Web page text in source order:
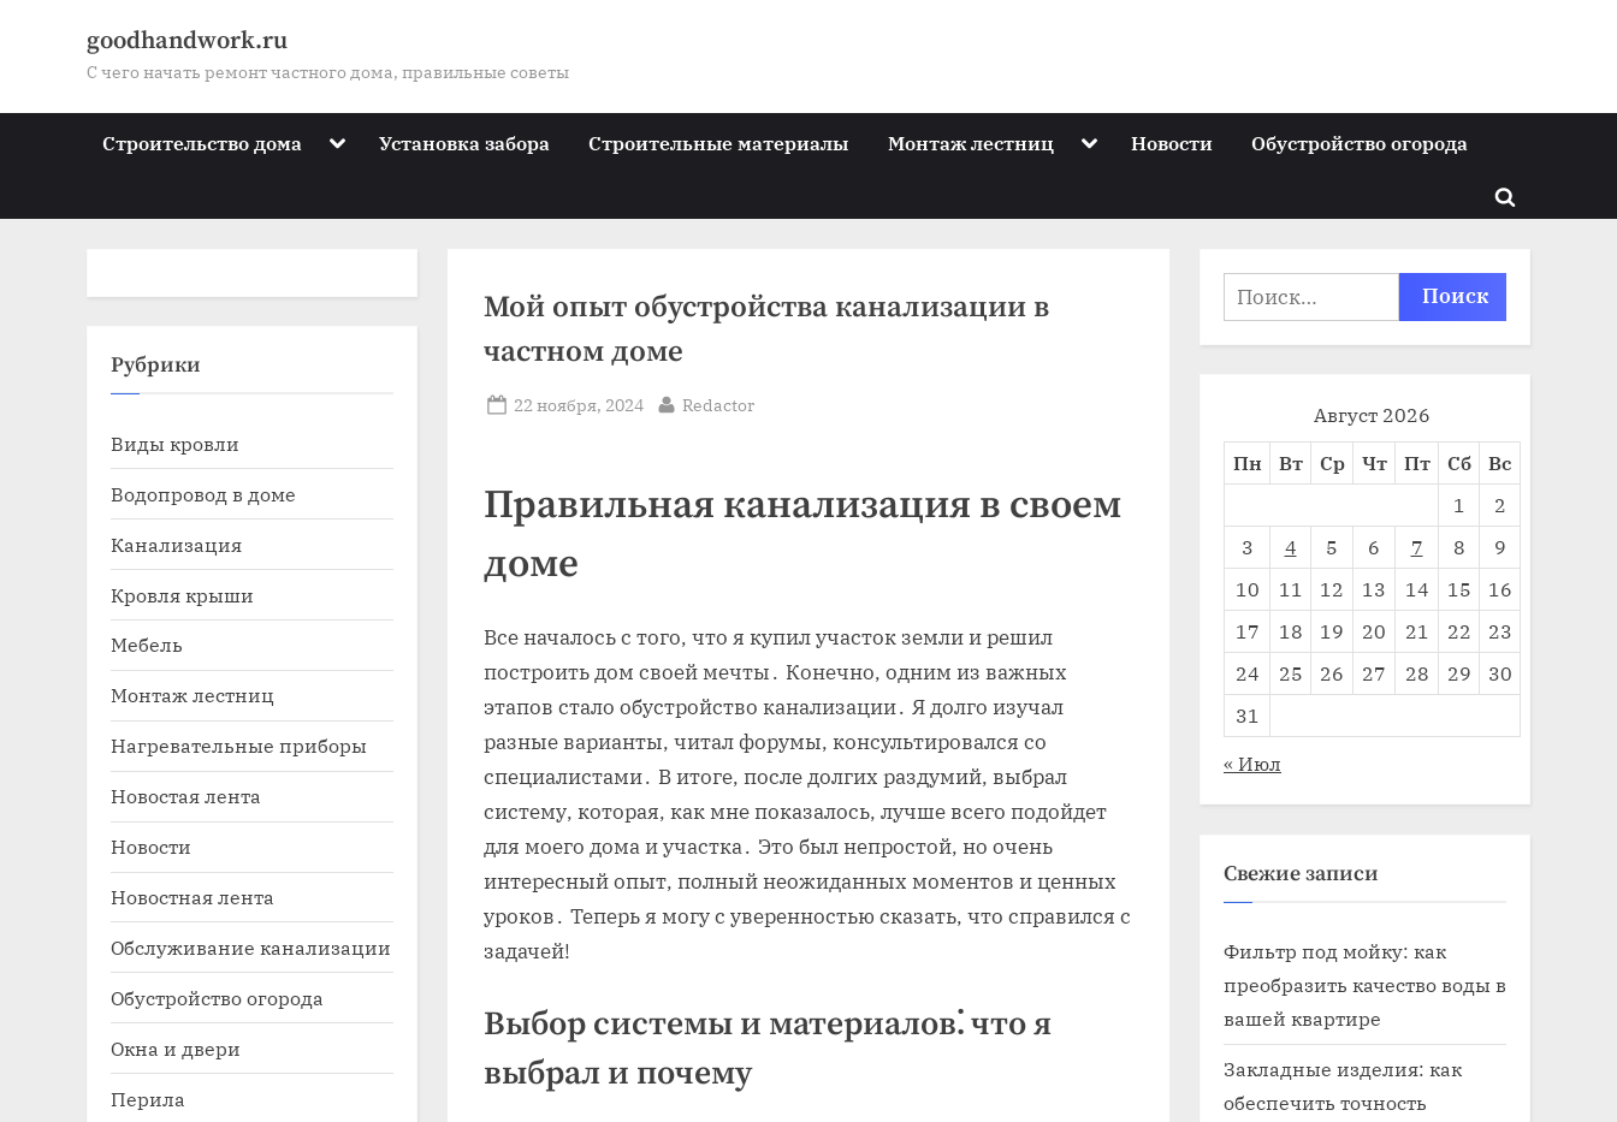
goodhandwork.ru
С чего начать ремонт частного дома, правильные советы
Строительство дома Toggle
menu
sub-
Установка забора Строительные материалы Монтаж лестниц ToggleНовости Обустройство огорода
Toggle
form
Мой опыт обустройства канализации в
частном доме
Posted
22 ноября, 2024 By
Redactor
Правильная канализация в своем
доме
Все началось с того‚ что я купил участок земли и решил
построить дом своей мечты․ Конечно‚ одним из важных
этапов стало обустройство канализации․ Я долго изучал
разные варианты‚ читал форумы‚ консультировался со
специалистами․ В итоге‚ после долгих раздумий‚ выбрал
систему‚ которая‚ как мне показалось‚ лучше всего подойдет
для моего дома и участка․ Это был непростой‚ но очень
интересный опыт‚ полный неожиданных моментов и ценных
уроков․ Теперь я могу с уверенностью сказать‚ что справился с
задачей!
Выбор системы и материалов⁚ что я
выбрал и почему
Рубрики
Виды кровли
Водопровод в доме
Канализация
Кровля крыши
Мебель
Монтаж лестниц
Нагревательные приборы
Новостая лента
Новости
Новостная лента
Обслуживание канализации
Обустройство огорода
Окна и двери
Перила
Найти:
Август 2026
Пн
Вт Ср Чт Пт Сб
Вс
1
2
3
4 5 6 7 8
9
10
11 12 13 14 15
16
17
18 19 20 21 22
23
24
25 26 27 28 29
30
31
« Июл
Свежие записи
Фильтр под мойку: как
преобразить качество воды в
вашей квартире
Закладные изделия: как
обеспечить точность